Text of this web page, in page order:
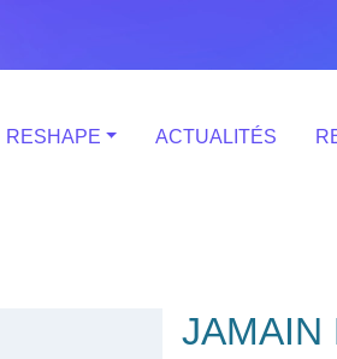
RESHAPE ACTUALITÉS
JAMAIN